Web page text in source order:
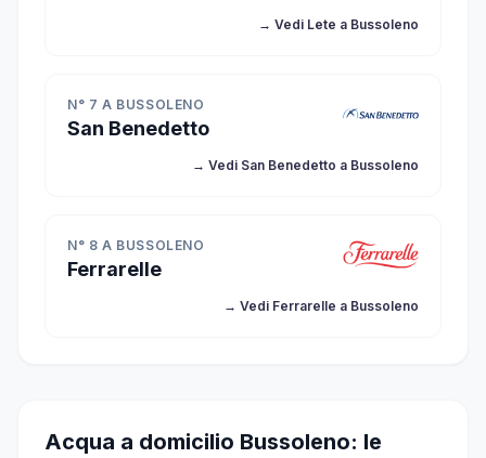
→ Vedi Lete a Bussoleno
N° 7 A BUSSOLENO
San Benedetto
→ Vedi San Benedetto a Bussoleno
N° 8 A BUSSOLENO
Ferrarelle
→ Vedi Ferrarelle a Bussoleno
Acqua a domicilio Bussoleno: le